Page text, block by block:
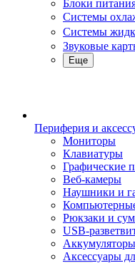
Блоки
Системы
Системы
Звуковые
Еще
Периферия и
Мониторы
Клавиатуры
Графические
Веб-камеры
Наушники и
Рюкзаки и
USB-
Аксессуары